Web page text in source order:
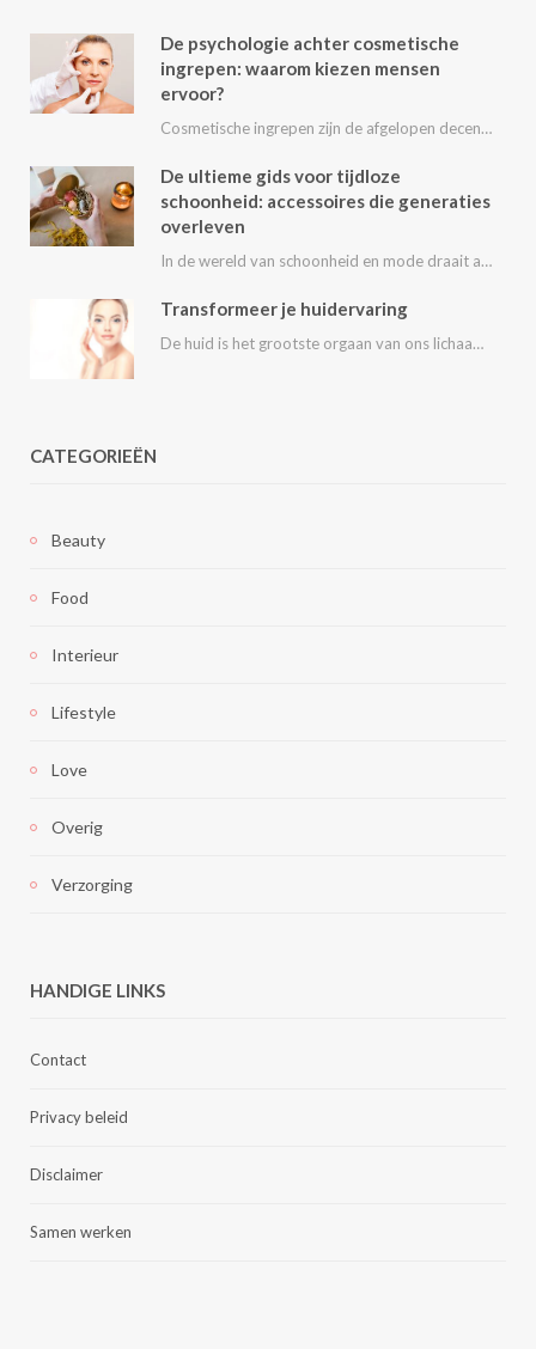
De psychologie achter cosmetische
ingrepen: waarom kiezen mensen
ervoor?
Cosmetische ingrepen zijn de afgelopen decennia steeds populairder geworden. Van kleine behandelingen zoals fillers en…
De ultieme gids voor tijdloze
schoonheid: accessoires die generaties
overleven
In de wereld van schoonheid en mode draait alles om het uitstralen van je persoonlijke…
Transformeer je huidervaring
De huid is het grootste orgaan van ons lichaam en speelt een essentiële rol in…
CATEGORIEËN
Beauty
Food
Interieur
Lifestyle
Love
Overig
Verzorging
HANDIGE LINKS
Contact
Privacy beleid
Disclaimer
Samen werken